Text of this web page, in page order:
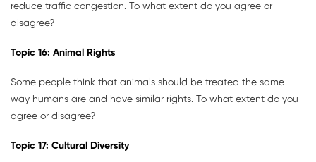
reduce traffic congestion. To what extent do you agree or
disagree?
Topic 16: Animal Rights
Some people think that animals should be treated the same
way humans are and have similar rights. To what extent do you
agree or disagree?
Topic 17: Cultural Diversity